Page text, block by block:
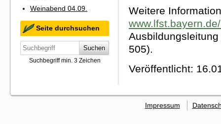
Weinabend 04.09.
Seite durchsuchen
Suchen
Suchbegriff min. 3 Zeichen
Weitere
505).
Veröffentlicht:
Impressum